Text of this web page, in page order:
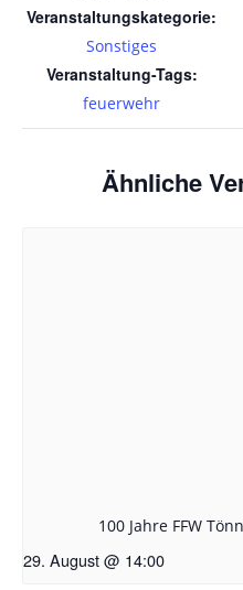
Veranstaltungskategorie:
Sonstiges
Veranstaltung-Tags:
feuerwehr
Ähnliche
100 Jahre FFW
29. August @ 14:00